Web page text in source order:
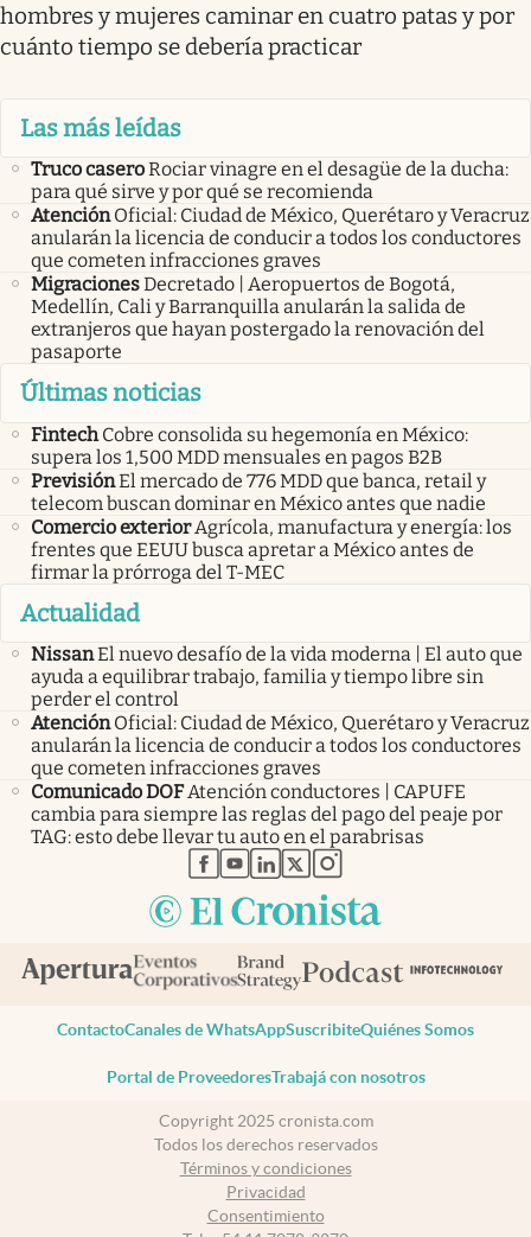
hombres y mujeres caminar en cuatro patas y por
cuánto tiempo se debería practicar
Las más leídas
Truco caseroRociar vinagre en el desagüe de la ducha:
para qué sirve y por qué se recomienda
Atención Oficial: Ciudad de México, Querétaro y Veracruz
anularán la licencia de conducir a todos los conductores
que cometen infracciones graves
MigracionesDecretado | Aeropuertos de Bogotá,
Medellín, Cali y Barranquilla anularán la salida de
extranjeros que hayan postergado la renovación del
pasaporte
Últimas noticias
Fintech Cobre consolida su hegemonía en México:
supera los 1,500 MDD mensuales en pagos B2B
PrevisiónEl mercado de 776 MDD que banca, retail y
telecom buscan dominar en México antes que nadie
Comercio exterior Agrícola, manufactura y energía: los
frentes que EEUU busca apretar a México antes de
firmar la prórroga del T-MEC
Actualidad
NissanEl nuevo desafío de la vida moderna | El auto que
ayuda a equilibrar trabajo, familia y tiempo libre sin
perder el control
Atención Oficial: Ciudad de México, Querétaro y Veracruz
anularán la licencia de conducir a todos los conductores
que cometen infracciones graves
Comunicado DOFAtención conductores | CAPUFE
cambia para siempre las reglas del pago del peaje por
TAG: esto debe llevar tu auto en el parabrisas
abre en nueva pestaña
abre en nueva pestaña
abre en nueva pestaña
abre en nueva pestaña
abre en nueva pestaña
ContactoCanales de WhatsAppSuscribiteQuiénes Somos
Portal de ProveedoresTrabajá con nosotros
Copyright 2025 cronista.com
Todos los derechos reservados
Términos y condiciones
Privacidad
Consentimiento